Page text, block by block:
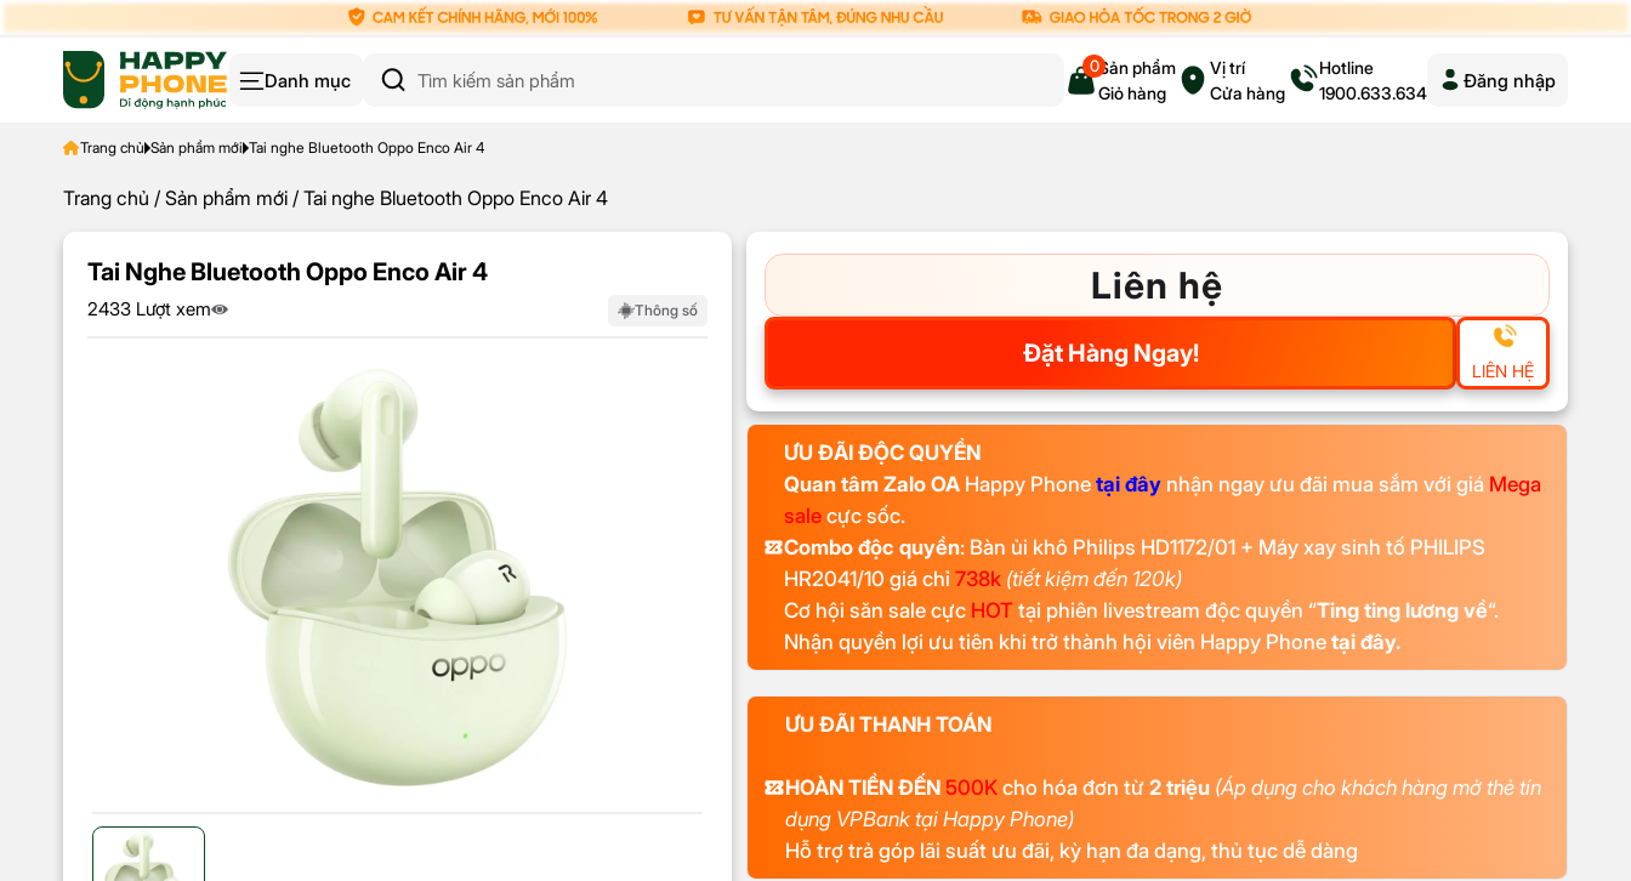
Danh mục
0Sản phẩm
Giỏ hàng
Vị trí
Cửa hàng
Hotline
1900.633.634
Đăng nhập
Trang chủ Sản phẩm mới Tai nghe Bluetooth Oppo Enco Air 4
Trang chủ / Sản phẩm mới / Tai nghe Bluetooth Oppo Enco Air 4
Liên hệ
Đặt Hàng Ngay!
LIÊN HỆ
ƯU ĐÃI ĐỘC QUYỀN
Quan tâm Zalo OA Happy Phonetại đây nhận ngay ưu đãi mua sắm với giá Mega
sale cực sốc.
Combo độc quyền: Bàn ủi khô Philips HD1172/01 + Máy xay sinh tố PHILIPS
HR2041/10 giá chỉ738k (tiết kiệm đến 120k)
Cơ hội săn sale cực HOT tại phiên livestream độc quyền “Ting ting lương về“.
Nhận quyền lợi ưu tiên khi trở thành hội viên Happy Phonetại đây.
ƯU ĐÃI THANH TOÁN
HOÀN TIỀN ĐẾN 500Kcho hóa đơn từ 2 triệu (Áp dụng cho khách hàng mở thẻ tín
dụng VPBank tại Happy Phone)
Hỗ trợ trả góp lãi suất ưu đãi, kỳ hạn đa dạng, thủ tục dễ dàng
Tai Nghe Bluetooth Oppo Enco Air 4
2433 Lượt xem Thông số